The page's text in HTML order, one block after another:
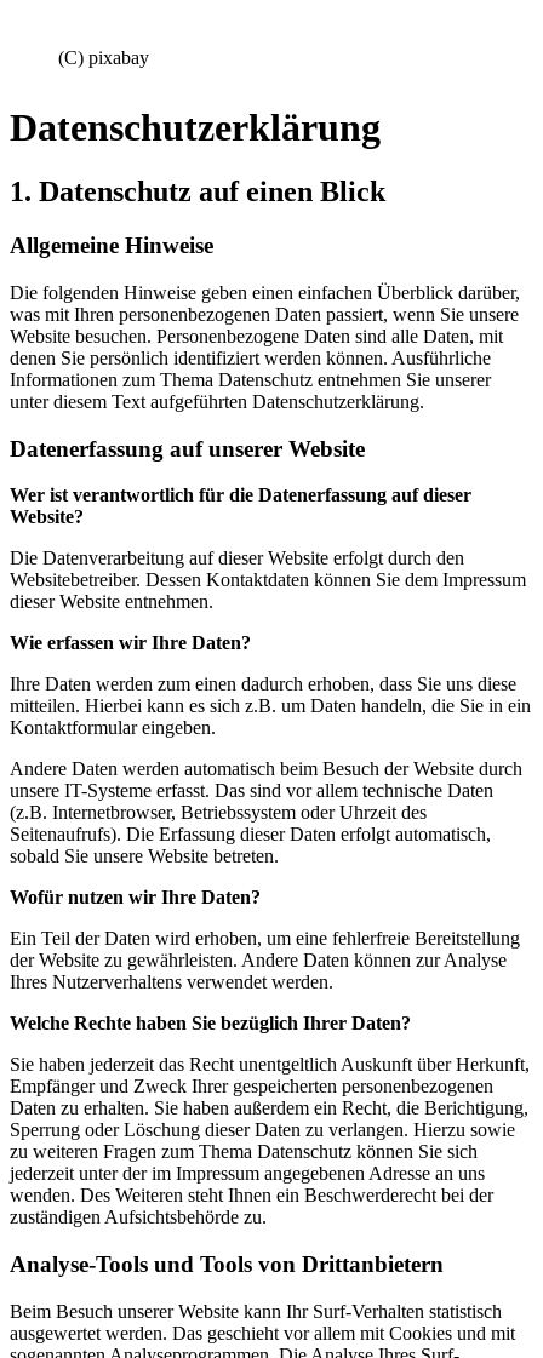
(C) pixabay
Datenschutzerklärung
1. Datenschutz auf einen Blick
Allgemeine Hinweise
Die folgenden Hinweise geben einen einfachen Überblick darüber,
was mit Ihren personenbezogenen Daten passiert, wenn Sie unsere
Website besuchen. Personenbezogene Daten sind alle Daten, mit
denen Sie persönlich identifiziert werden können. Ausführliche
Informationen zum Thema Datenschutz entnehmen Sie unserer
unter diesem Text aufgeführten Datenschutzerklärung.
Datenerfassung auf unserer Website
Wer ist verantwortlich für die Datenerfassung auf dieser
Website?
Die Datenverarbeitung auf dieser Website erfolgt durch den
Websitebetreiber. Dessen Kontaktdaten können Sie dem Impressum
dieser Website entnehmen.
Wie erfassen wir Ihre Daten?
Ihre Daten werden zum einen dadurch erhoben, dass Sie uns diese
mitteilen. Hierbei kann es sich z.B. um Daten handeln, die Sie in ein
Kontaktformular eingeben.
Andere Daten werden automatisch beim Besuch der Website durch
unsere IT-Systeme erfasst. Das sind vor allem technische Daten
(z.B. Internetbrowser, Betriebssystem oder Uhrzeit des
Seitenaufrufs). Die Erfassung dieser Daten erfolgt automatisch,
sobald Sie unsere Website betreten.
Wofür nutzen wir Ihre Daten?
Ein Teil der Daten wird erhoben, um eine fehlerfreie Bereitstellung
der Website zu gewährleisten. Andere Daten können zur Analyse
Ihres Nutzerverhaltens verwendet werden.
Welche Rechte haben Sie bezüglich Ihrer Daten?
Sie haben jederzeit das Recht unentgeltlich Auskunft über Herkunft,
Empfänger und Zweck Ihrer gespeicherten personenbezogenen
Daten zu erhalten. Sie haben außerdem ein Recht, die Berichtigung,
Sperrung oder Löschung dieser Daten zu verlangen. Hierzu sowie
zu weiteren Fragen zum Thema Datenschutz können Sie sich
jederzeit unter der im Impressum angegebenen Adresse an uns
wenden. Des Weiteren steht Ihnen ein Beschwerderecht bei der
zuständigen Aufsichtsbehörde zu.
Analyse-Tools und Tools von Drittanbietern
Beim Besuch unserer Website kann Ihr Surf-Verhalten statistisch
ausgewertet werden. Das geschieht vor allem mit Cookies und mit